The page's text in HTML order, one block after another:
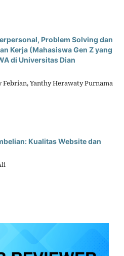
Problem Solving dan
Kerja (Mahasiswa Gen Z yang
di Universitas Dian
Febrian, Yanthy Herawaty Purnama
Kualitas Website dan